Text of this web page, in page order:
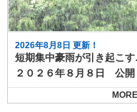
2026年8月8日 更新！
短期
MORE